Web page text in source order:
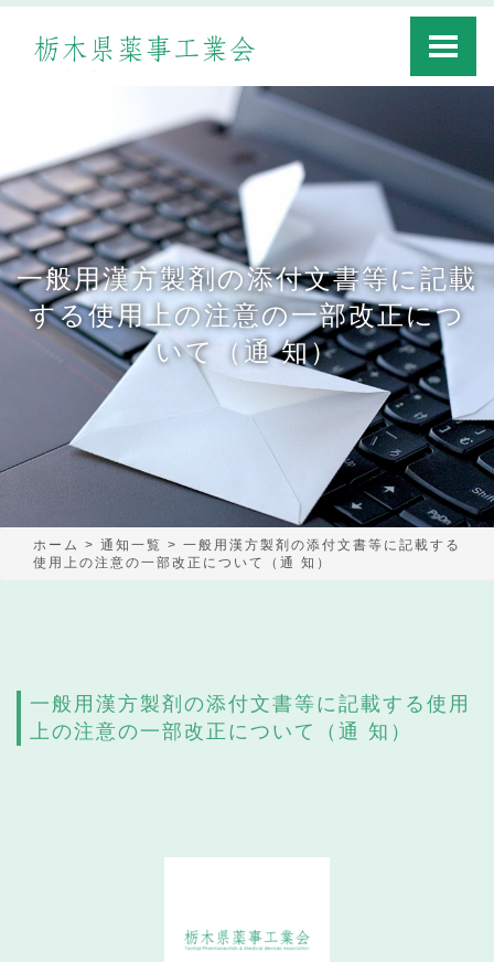
Toggle
一般用漢方製剤の添付文書等に記載
する使用上の注意の一部改正につ
いて（通 知）
ホーム > 通知一覧 > 一般用漢方製剤の添付文書等に記載する
使用上の注意の一部改正について（通 知）
一般用漢方製剤の添付文書等に記載する使用
上の注意の一部改正について（通 知）